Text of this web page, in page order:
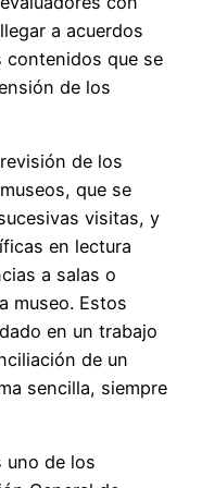
a acuerdos
contenidos que se
de los
de los
que se
visitas, y
en lectura
a salas o
museo. Estos
en un trabajo
de un
sencilla, siempre
uno de los